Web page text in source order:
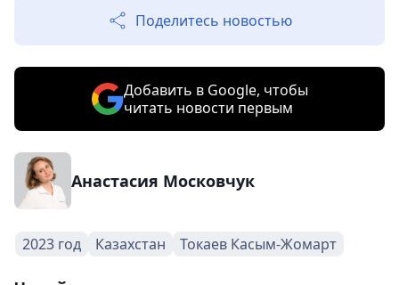
Поделитесь новостью
Добавить в Google, чтобы
читать новости первым
Анастасия Московчук
2023 год Казахстан Токаев Касым-Жомарт